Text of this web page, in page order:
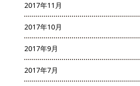
2017年11月
2017年10月
2017年9月
2017年7月